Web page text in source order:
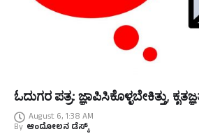
ಓದುಗರ ಪತ್ರ: ಜ್ಞಾಪಿಸಿಕೊಳ್ಳಬೇಕಿತ್ತು,
August 6, 1:38 AM
By ಆಂದೋಲನ ಡೆಸ್ಕ್